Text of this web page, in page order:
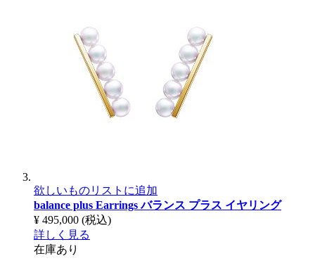
欲しいものリストに追加
balance plus Earringsバランス プラス イヤリング
¥ 495,000 (税込)
詳しく見る
在庫あり